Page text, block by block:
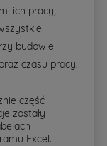
ich pracy,
budowie
czasu pracy.
część
zostały
Excel.